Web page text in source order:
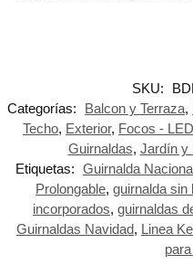
SKU:
Categorías:
Balcon y Terraza,
Techo, Exterior, Focos - LED
Guirnaldas, Jardín y
Etiquetas: Guirnalda
Prolongable, guirnalda sin
incorporados, guirnaldas
Guirnaldas Navidad, Linea